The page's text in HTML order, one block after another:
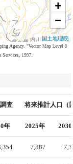
+
−
国土地理院
Agency. "Vector Map Level 0
1997.
査 将来推計人口（
年 2025年
7,887